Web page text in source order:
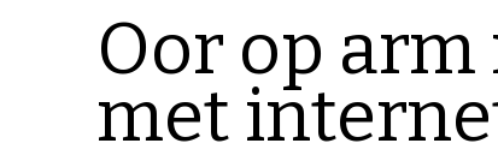
Oor op
met